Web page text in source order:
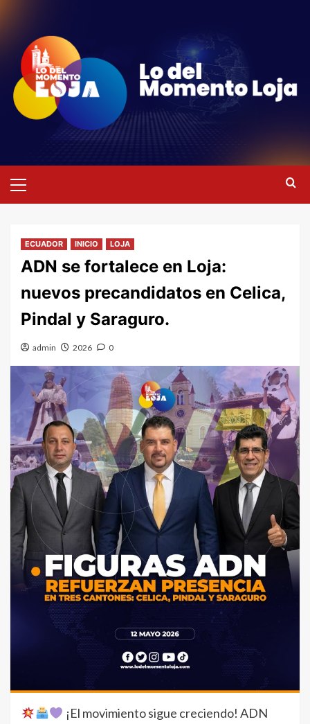
contenido
primario
ECUADOR INICIO LOJA
ADN se fortalece en Loja:
nuevos precandidatos en Celica,
Pindal y Saraguro.
admin 2026 0
¡El movimiento sigue creciendo! ADN